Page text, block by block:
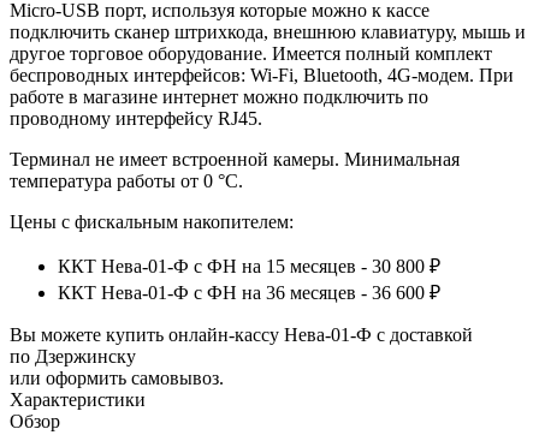
Micro-USB порт, используя которые можно к кассе
подключить сканер штрихкода, внешнюю клавиатуру, мышь и
другое торговое оборудование. Имеется полный комплект
беспроводных интерфейсов: Wi-Fi, Bluetooth, 4G-модем. При
работе в магазине интернет можно подключить по
проводному интерфейсу RJ45.
Терминал не имеет встроенной камеры. Минимальная
температура работы от 0 °C.
Цены с фискальным накопителем:
ККТ Нева-01-Ф с ФН на 15 месяцев - 30 800 ₽
ККТ Нева-01-Ф с ФН на 36 месяцев - 36 600 ₽
Вы можете купить онлайн‑кассу Нева-01-Ф с доставкой
по Дзержинску
или оформить самовывоз.
Характеристики
Обзор